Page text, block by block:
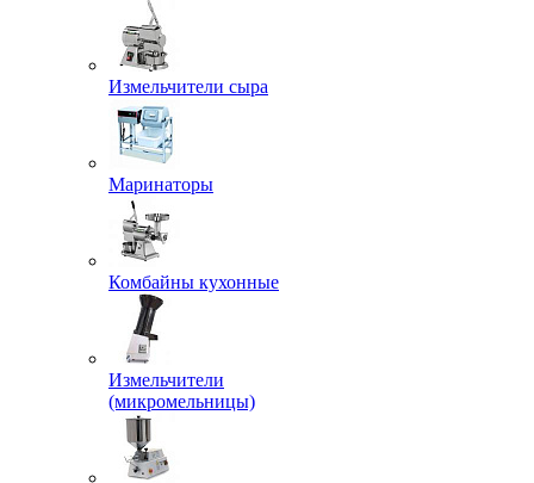
Измельчители сыра
Маринаторы
Комбайны кухонные
Измельчители
(микромельницы)